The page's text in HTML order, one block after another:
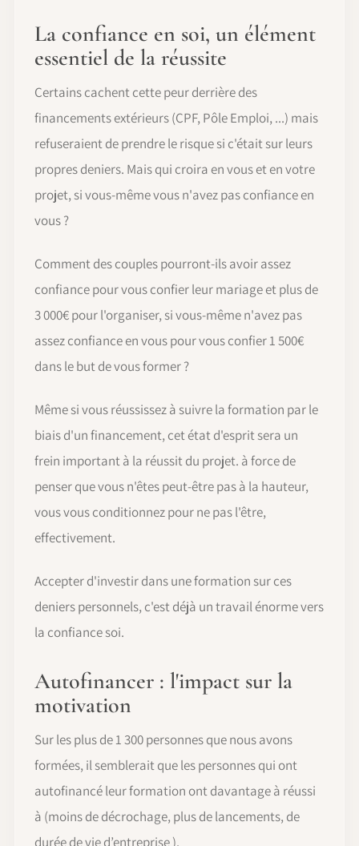
La confiance en soi, un élément
essentiel de la réussite
Certains cachent cette peur derrière des
financements extérieurs (CPF, Pôle Emploi, ...) mais
refuseraient de prendre le risque si c'était sur leurs
propres deniers. Mais qui croira en vous et en votre
projet, si vous-même vous n'avez pas confiance en
vous ?
Comment des couples pourront-ils avoir assez
confiance pour vous confier leur mariage et plus de
3 000€ pour l'organiser, si vous-même n'avez pas
assez confiance en vous pour vous confier 1 500€
dans le but de vous former ?
Même si vous réussissez à suivre la formation par le
biais d'un financement, cet état d'esprit sera un
frein important à la réussit du projet. à force de
penser que vous n'êtes peut-être pas à la hauteur,
vous vous conditionnez pour ne pas l'être,
effectivement.
Accepter d'investir dans une formation sur ces
deniers personnels, c'est déjà un travail énorme vers
la confiance soi.
Autofinancer : l'impact sur la
motivation
Sur les plus de 1 300 personnes que nous avons
formées, il semblerait que les personnes qui ont
autofinancé leur formation ont davantage à réussi
à (moins de décrochage, plus de lancements, de
durée de vie d’entreprise ).